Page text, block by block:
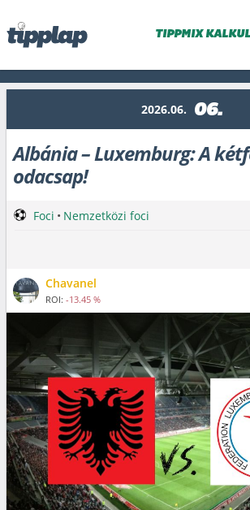
TIPPMIX
2026.06. 06.
Albánia – Luxemburg: A
odacsap!
Chavanel
ROI: -13.45 %
Foci • Nemzetközi foci